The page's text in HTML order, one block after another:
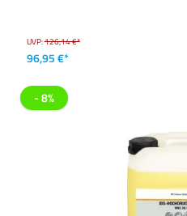
UVP:126,14 €*
96,95 €*
- 8%